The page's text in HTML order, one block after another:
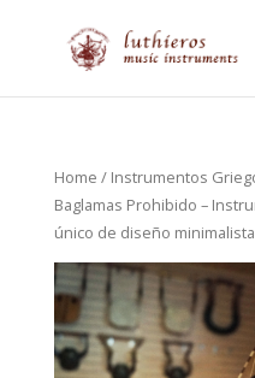
Home / Instrumentos
Baglamas Prohibido –
único de diseño minimalista